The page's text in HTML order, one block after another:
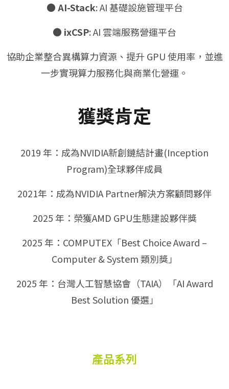
●AI-Stack: AI 基礎設施管理平台
● ixCSP: AI 雲端服務營運平台
協助企業整合異構算力資源、提升 GPU 使用率，並進
一步實現算力服務化與商業化營運。
獲獎肯定
2019 年：成為NVIDIA新創鏈結計畫(Inception
Program)全球夥伴成員
2021年：成為NVIDIA Partner解決方案顧問夥伴
2025 年：榮獲AMD GPU生態建設夥伴獎
2025 年：COMPUTEX「Best Choice Award –
Computer & System 類別獎」
2025 年：台灣人工智慧協會（TAIA）「AI Award
Best Solution 優選」
產品系列